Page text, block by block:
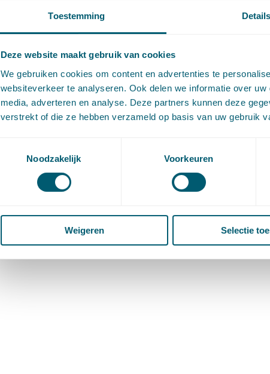
Toestemming Details
Deze website maakt gebruik van cookies
We gebruiken cookies om content en advertenties te
websiteverkeer te analyseren. Ook delen we informatie over
media, adverteren en analyse. Deze partners kunnen deze
verstrekt of die ze hebben verzameld op basis van uw gebruik
Noodzakelijk
Voorkeuren
Weigeren Selectie